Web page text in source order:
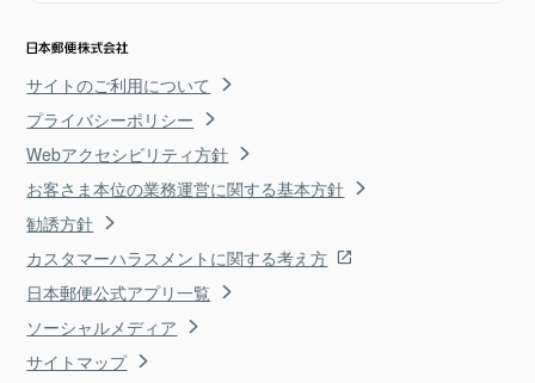
サイトのご利用について
プライバシーポリシー
Webアクセシビリティ方針
お客さま本位の業務運営に関する基本方針
勧誘方針
カスタマーハラスメントに関する考え方
日本郵便公式アプリ一覧
ソーシャルメディア
サイトマップ